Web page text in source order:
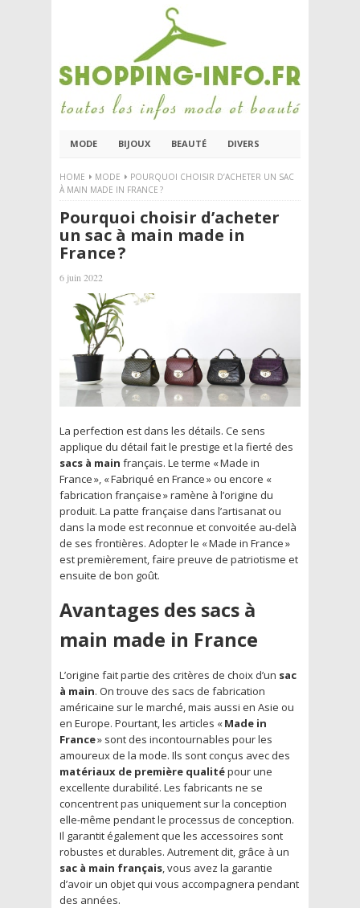
MODE BIJOUX BEAUTÉ DIVERS
HOME MODE
POURQUOI CHOISIR D’ACHETER UN SAC
À MAIN MADE IN FRANCE ?
Pourquoi choisir d’acheter
un sac à main made in
France ?
6 juin 2022
La perfection est dans les détails. Ce sens
applique du détail fait le prestige et la fierté des
sacs à main français. Le terme « Made in
France », « Fabriqué en France » ou encore «
fabrication française » ramène à l’origine du
produit. La patte française dans l’artisanat ou
dans la mode est reconnue et convoitée au-delà
de ses frontières. Adopter le « Made in France »
est premièrement, faire preuve de patriotisme et
ensuite de bon goût.
Avantages des sacs à
main made in France
L’origine fait partie des critères de choix d’un sac
à main. On trouve des sacs de fabrication
américaine sur le marché, mais aussi en Asie ou
en Europe. Pourtant, les articles «Made in
France» sont des incontournables pour les
amoureux de la mode. Ils sont conçus avec des
matériaux de première qualitépour une
excellente durabilité. Les fabricants ne se
concentrent pas uniquement sur la conception
elle-même pendant le processus de conception.
Il garantit également que les accessoires sont
robustes et durables. Autrement dit, grâce à un
sac à main français, vous avez la garantie
d’avoir un objet qui vous accompagnera pendant
des années.